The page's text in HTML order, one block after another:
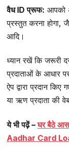
वैध ID प्रूफ: आपको
प्रस्तुत करना होगा,
आदि।
ध्यान रखें कि जरूरी
प्रदाताओं के आधार
ऐप द्वारा प्रदान
या ऋण प्रदाता की
ये भी पढ़ें –घर बैठे
Aadhar Card